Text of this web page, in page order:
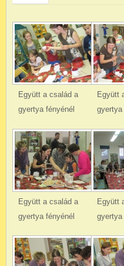
Együtt a család a
gyertya fényénél
Együtt
gyertya
Együtt a család a
gyertya fényénél
Együtt
gyertya